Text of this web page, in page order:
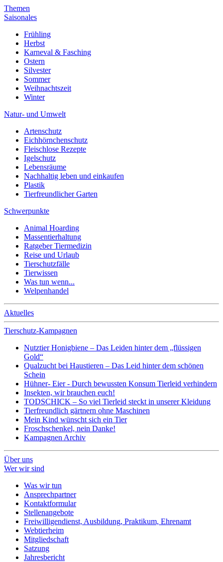
Themen
Saisonales
Frühling
Herbst
Karneval & Fasching
Ostern
Silvester
Sommer
Weihnachtszeit
Winter
Natur- und Umwelt
Artenschutz
Eichhörnchenschutz
Fleischlose Rezepte
Igelschutz
Lebensräume
Nachhaltig leben und einkaufen
Plastik
Tierfreundlicher Garten
Schwerpunkte
Animal Hoarding
Massentierhaltung
Ratgeber Tiermedizin
Reise und Urlaub
Tierschutzfälle
Tierwissen
Was tun wenn...
Welpenhandel
Aktuelles
Tierschutz-Kampagnen
Nutztier Honigbiene – Das Leiden hinter dem „flüssigen
Gold“
Qualzucht bei Haustieren – Das Leid hinter dem schönen
Schein
Hühner- Eier - Durch bewussten Konsum Tierleid verhindern
Insekten, wir brauchen euch!
TODSCHICK – So viel Tierleid steckt in unserer Kleidung
Tierfreundlich gärtnern ohne Maschinen
Mein Kind wünscht sich ein Tier
Froschschenkel, nein Danke!
Kampagnen Archiv
Über uns
Wer wir sind
Was wir tun
Ansprechpartner
Kontaktformular
Stellenangebote
Freiwilligendienst, Ausbildung, Praktikum, Ehrenamt
Webtierheim
Mitgliedschaft
Satzung
Jahresbericht